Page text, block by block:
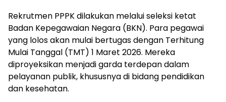
Rekrutmen PPPK dilakukan melalui seleksi ketat
Badan Kepegawaian Negara (BKN). Para pegawai
yang lolos akan mulai bertugas dengan Terhitung
Mulai Tanggal (TMT) 1 Maret 2026. Mereka
diproyeksikan menjadi garda terdepan dalam
pelayanan publik, khususnya di bidang pendidikan
dan kesehatan.